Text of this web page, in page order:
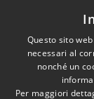
Questo sito
necessari al
nonché un
Per maggiori